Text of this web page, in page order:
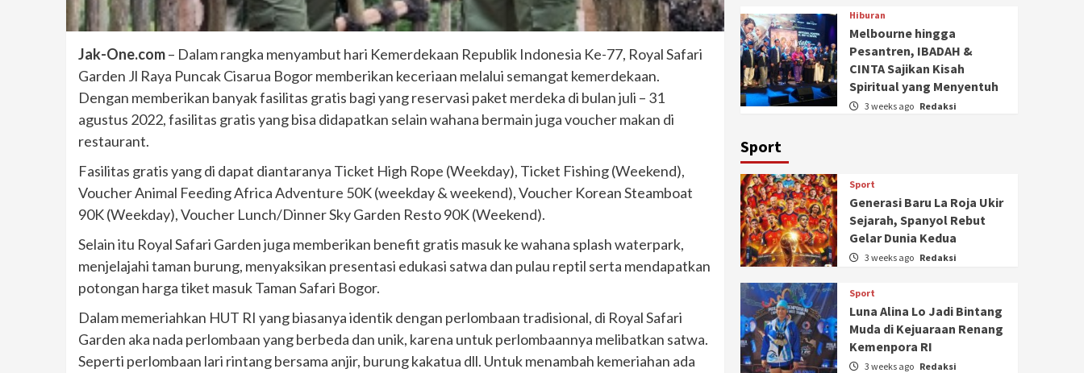
Jak-One.com– Dalam rangka menyambut hari Kemerdekaan Republik Indonesia Ke-77, Royal Safari
Garden Jl Raya Puncak Cisarua Bogor memberikan keceriaan melalui semangat kemerdekaan.
Dengan memberikan banyak fasilitas gratis bagi yang reservasi paket merdeka di bulan juli – 31
agustus 2022, fasilitas gratis yang bisa didapatkan selain wahana bermain juga voucher makan di
restaurant.
Fasilitas gratis yang di dapat diantaranya Ticket High Rope (Weekday), Ticket Fishing (Weekend),
Voucher Animal Feeding Africa Adventure 50K (weekday & weekend), Voucher Korean Steamboat
90K (Weekday), Voucher Lunch/Dinner Sky Garden Resto 90K (Weekend).
Selain itu Royal Safari Garden juga memberikan benefit gratis masuk ke wahana splash waterpark,
menjelajahi taman burung, menyaksikan presentasi edukasi satwa dan pulau reptil serta mendapatkan
potongan harga tiket masuk Taman Safari Bogor.
Dalam memeriahkan HUT RI yang biasanya identik dengan perlombaan tradisional, di Royal Safari
Garden aka nada perlombaan yang berbeda dan unik, karena untuk perlombaannya melibatkan satwa.
Seperti perlombaan lari rintang bersama anjir, burung kakatua dll. Untuk menambah kemeriahan ada
Hiburan
Melbourne hingga
Pesantren, IBADAH &
CINTA Sajikan Kisah
Spiritual yang Menyentuh
3 weeks ago Redaksi
Sport
Sport
Generasi Baru La Roja Ukir
Sejarah, Spanyol Rebut
Gelar Dunia Kedua
3 weeks ago Redaksi
Sport
Luna Alina Lo Jadi Bintang
Muda di Kejuaraan Renang
Kemenpora RI
3 weeks ago Redaksi